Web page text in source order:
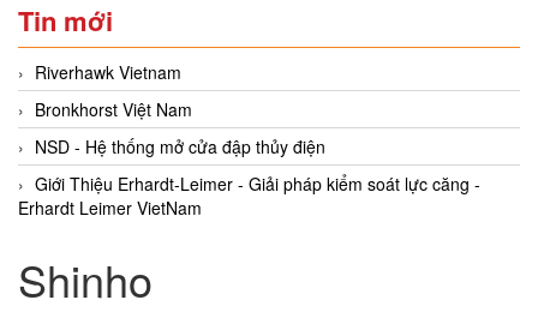
Tin mới
Riverhawk Vietnam
Bronkhorst Việt Nam
NSD - Hệ thống mở cửa đập thủy điện
Giới Thiệu Erhardt-Leimer - Giải pháp kiểm soát lực căng -
Erhardt Leimer VietNam
Shinho